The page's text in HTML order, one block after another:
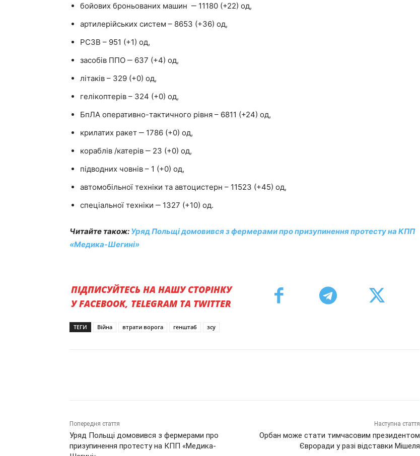
бойових броньованих машин ‒ 11180 (+22) од,
артилерійських систем – 8653 (+36) од,
РСЗВ – 951 (+1) од,
засобів ППО ‒ 637 (+4) од,
літаків – 329 (+0) од,
гелікоптерів – 324 (+0) од,
БпЛА оперативно-тактичного рівня – 6811 (+24) од,
крилатих ракет ‒ 1786 (+0) од,
кораблів /катерів ‒ 23 (+0) од,
підводних човнів – 1 (+0) од,
автомобільної техніки та автоцистерн – 11523 (+45) од,
спеціальної техніки ‒ 1327 (+10) од.
Читайте також: Уряд Польщі домовився з фермерами про призупинення протесту на КПП
«Медика-Шегині»
ПІДПИСУЙТЕСЬ НА НАШУ СТОРІНКУ
У FACEBOOK, TELEGRAM ТА TWITTER
ТЕГИ Війна втрати ворога генштаб зсу
Попередня стаття
Уряд Польщі домовився з фермерами про
призупинення протесту на КПП «Медика-
Наступна стаття
Орбан може стати тимчасовим президентом
Євроради у разі відставки Мішеля